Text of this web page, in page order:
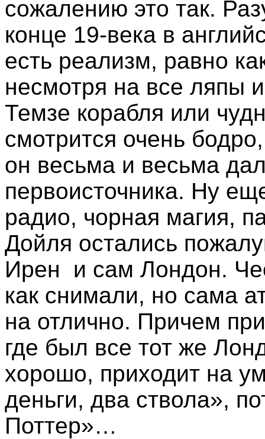
сожалению это так.
конце 19-века в
есть реализм, равно
несмотря на все ляпы
Темзе корабля или
смотрится очень
он весьма и весьма
первоисточника. Ну
радио, чорная магия,
Дойля остались
Ирен и сам Лондон.
как снимали, но сама
на отлично. Причем
где был все тот же
хорошо, приходит на
деньги, два ствола»,
Поттер»…